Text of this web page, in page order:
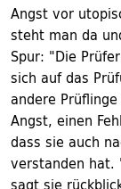
Angst vor
steht man da
Spur: "Die
sich auf das
andere
Angst, einen
dass sie auch
verstanden hat.